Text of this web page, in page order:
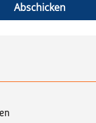
Abschicken